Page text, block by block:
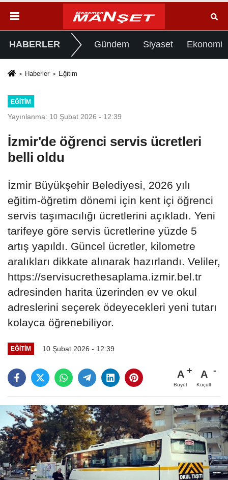
HABERLER Gündem Siyaset Ekonomi
Haberler Eğitim
EĞITIM
Yayınlanma: 10 Şubat 2026 - 12:39
İzmir'de öğrenci servis ücretleri
belli oldu
İzmir Büyükşehir Belediyesi, 2026 yılı
eğitim-öğretim dönemi için kent içi öğrenci
servis taşımacılığı ücretlerini açıkladı. Yeni
tarifeye göre servis ücretlerine yüzde 5
artış yapıldı. Güncel ücretler, kilometre
aralıkları dikkate alınarak hazırlandı. Veliler,
https://servisucrethesaplama.izmir.bel.tr
adresinden harita üzerinden ev ve okul
adreslerini seçerek ödeyecekleri yeni tutarı
kolayca öğrenebiliyor.
EĞITIM 10 Şubat 2026 - 12:39
A
Büyüt
A
Küçült